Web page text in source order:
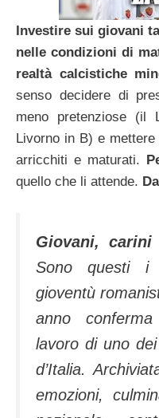
Investire sui giovani
nelle condizioni di
realtà calcistiche
senso decidere di
meno pretenziose (il
Livorno in B) e
arricchiti e maturati.
quello che li attende.
Giovani,
Sono questi i
gioventù
anno
lavoro di uno
d’Italia.
emozioni,